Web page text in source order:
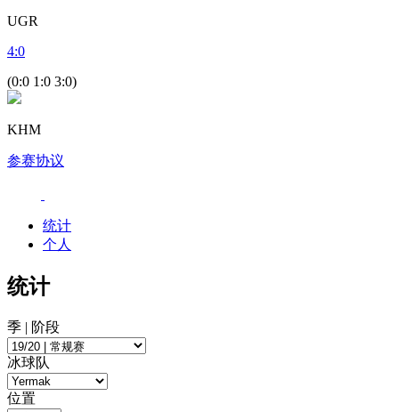
UGR
4:0
(0:0 1:0 3:0)
KHM
参赛协议
统计
个人
统计
季 | 阶段
冰球队
位置